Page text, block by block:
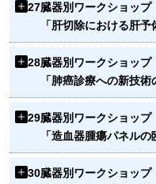
27臓器別ワークショップ
「肝切除における肝
28臓器別ワークショップ
「肺癌診療への新技術
29臓器別ワークショップ
「造血器腫瘍パネル
30臓器別ワークショップ